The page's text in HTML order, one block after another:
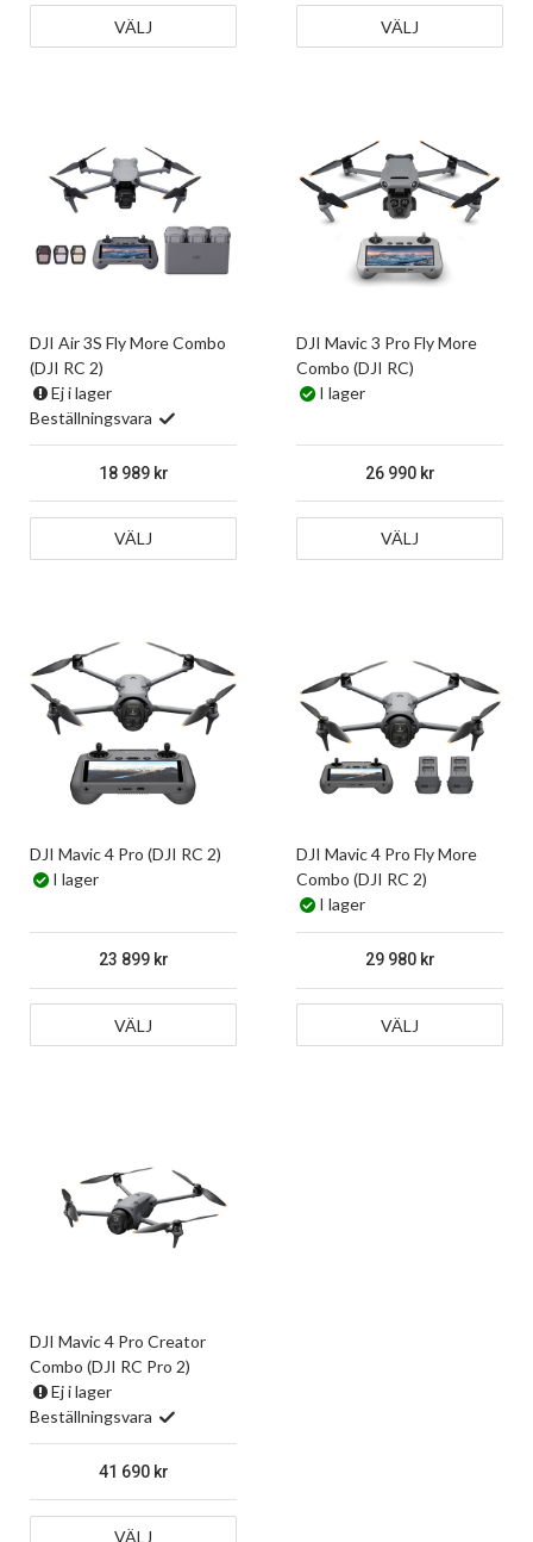
VÄLJ VÄLJ
DJI Air 3S Fly More Combo
(DJI RC 2)
Ej i lager
Beställningsvara
18 989
VÄLJ
DJI Mavic 3 Pro Fly More
Combo (DJI RC)
I lager
26 990
VÄLJ
DJI Mavic 4 Pro (DJI RC 2)
I lager
23 899
VÄLJ
DJI Mavic 4 Pro Fly More
Combo (DJI RC 2)
I lager
29 980
VÄLJ
DJI Mavic 4 Pro Creator
Combo (DJI RC Pro 2)
Ej i lager
Beställningsvara
41 690
VÄLJ